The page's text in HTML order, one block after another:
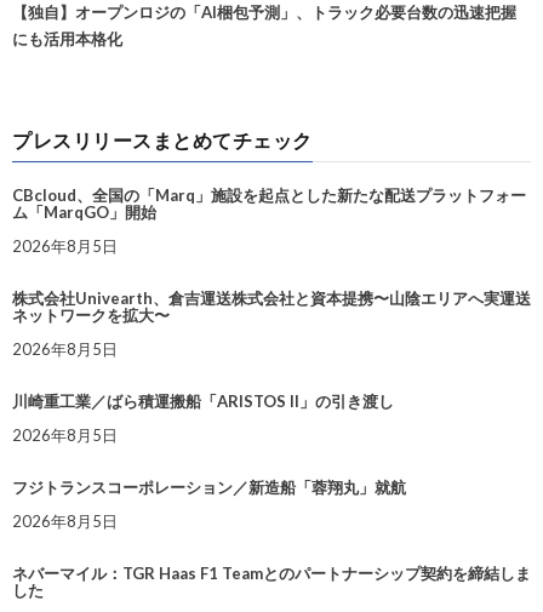
【独自】オープンロジの「AI梱包予測」、トラック必要台数の迅速把握
にも活用本格化
プレスリリースまとめてチェック
CBcloud、全国の「Marq」施設を起点とした新たな配送プラットフォー
ム「MarqGO」開始
2026年8月5日
株式会社Univearth、倉吉運送株式会社と資本提携〜山陰エリアへ実運送
ネットワークを拡大〜
2026年8月5日
川崎重工業／ばら積運搬船「ARISTOS II」の引き渡し
2026年8月5日
フジトランスコーポレーション／新造船「蓉翔丸」就航
2026年8月5日
ネバーマイル：TGR Haas F1 Teamとのパートナーシップ契約を締結しま
した